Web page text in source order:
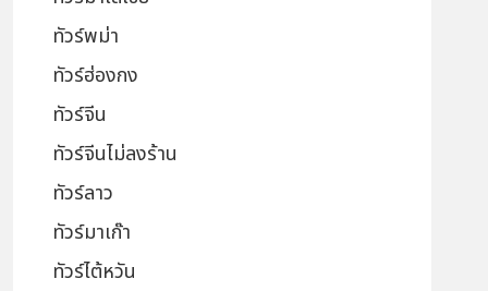
ทัวร์พม่า
ทัวร์ฮ่องกง
ทัวร์จีน
ทัวร์จีนไม่ลงร้าน
ทัวร์ลาว
ทัวร์มาเก๊า
ทัวร์ไต้หวัน